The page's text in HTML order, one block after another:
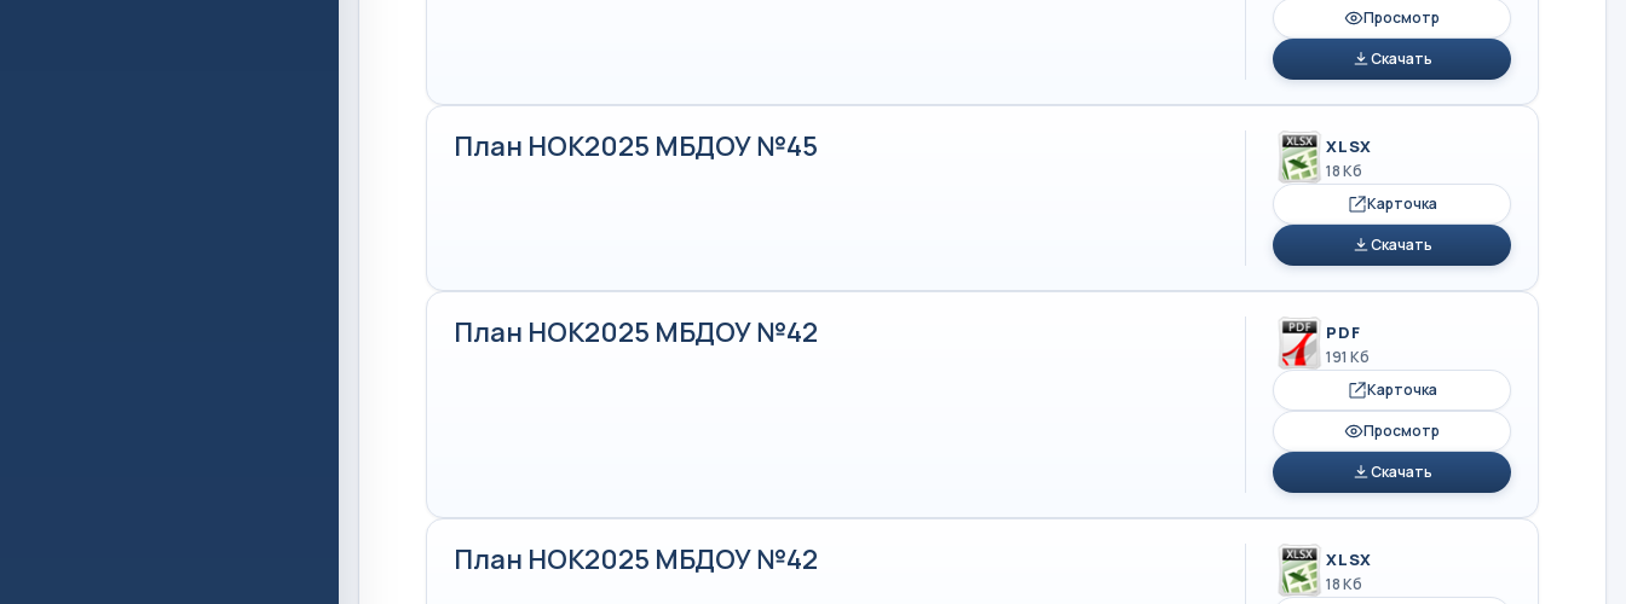
Просмотр
Скачать
План НОК2025 МБДОУ №45 XLSX
18 Кб
Карточка
Скачать
План НОК2025 МБДОУ №42 PDF
191 Кб
Карточка
Просмотр
Скачать
План НОК2025 МБДОУ №42 XLSX
18 Кб